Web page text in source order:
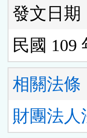
發文日期
民國 109
相關法條
財團法人